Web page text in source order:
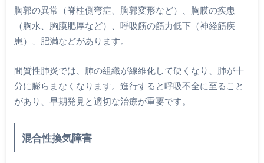
胸郭の異常（脊柱側弯症、胸郭変形など）、胸膜の疾患
（胸水、胸膜肥厚など）、呼吸筋の筋力低下（神経筋疾
患）、肥満などがあります。
間質性肺炎では、肺の組織が線維化して硬くなり、肺が十
分に膨らまなくなります。進行すると呼吸不全に至ること
があり、早期発見と適切な治療が重要です。
混合性換気障害